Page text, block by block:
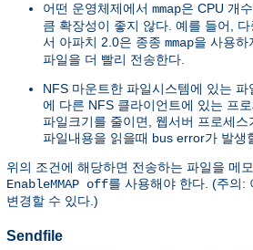
어떤 운영체제에서 mmap은 CPU 개
큼 확장성이 좋지 않다. 예를 들어,
서 아파치 2.0은 종종 mmap을 사용하
파일을 더 빨리 전송한다.
NFS 마운트한 파일시스템에 있는
에 다른 NFS 클라이언트에 있는 프
파일크기를 줄이면, 웹서버 프로세
파일내용을 읽을때 bus error가 발생
위의 조건에 해당하면 전송하는 파일을 메
EnableMMAP off를 사용해야 한다. (주의:
변경할 수 있다.)
Sendfile